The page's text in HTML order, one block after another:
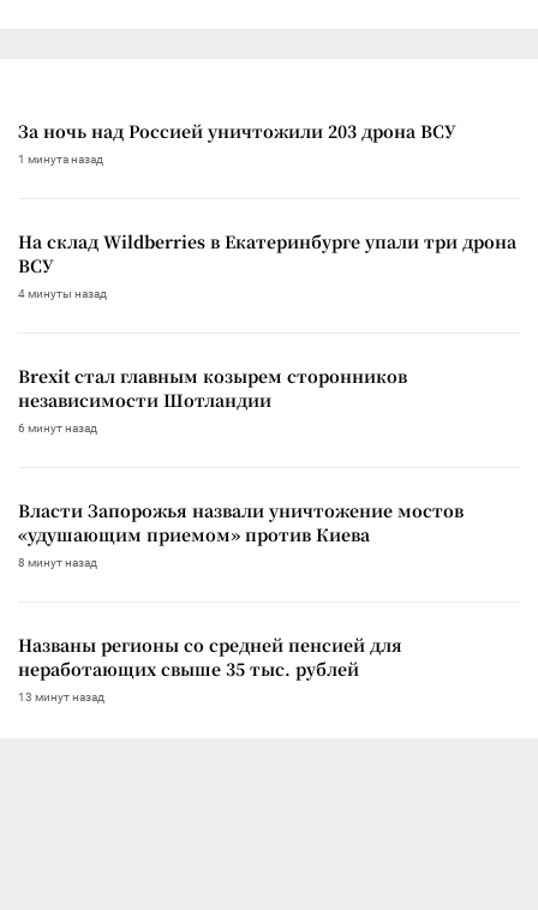
За ночь над Россией уничтожили 203 дрона ВСУ
1 минута назад
На склад Wildberries в Екатеринбурге упали три дрона
ВСУ
4 минуты назад
Brexit стал главным козырем сторонников
независимости Шотландии
6 минут назад
Власти Запорожья назвали уничтожение мостов
«удушающим приемом» против Киева
8 минут назад
Названы регионы со средней пенсией для
неработающих свыше 35 тыс. рублей
13 минут назад